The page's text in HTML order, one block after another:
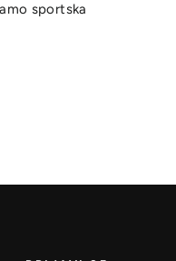
sportska